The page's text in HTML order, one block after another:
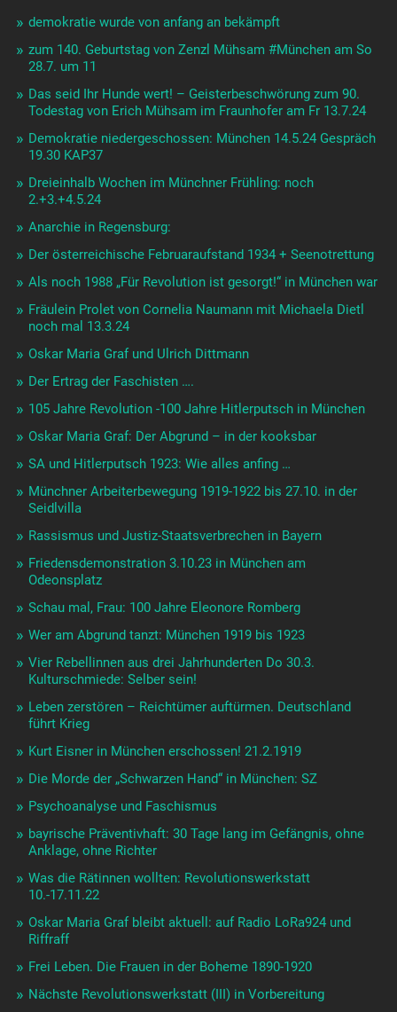
demokratie wurde von anfang an bekämpft
zum 140. Geburtstag von Zenzl Mühsam #München am So
28.7. um 11
Das seid Ihr Hunde wert! – Geisterbeschwörung zum 90.
Todestag von Erich Mühsam im Fraunhofer am Fr 13.7.24
Demokratie niedergeschossen: München 14.5.24 Gespräch
19.30 KAP37
Dreieinhalb Wochen im Münchner Frühling: noch
2.+3.+4.5.24
Anarchie in Regensburg:
Der österreichische Februaraufstand 1934 + Seenotrettung
Als noch 1988 „Für Revolution ist gesorgt!“ in München war
Fräulein Prolet von Cornelia Naumann mit Michaela Dietl
noch mal 13.3.24
Oskar Maria Graf und Ulrich Dittmann
Der Ertrag der Faschisten ….
105 Jahre Revolution -100 Jahre Hitlerputsch in München
Oskar Maria Graf: Der Abgrund – in der kooksbar
SA und Hitlerputsch 1923: Wie alles anfing …
Münchner Arbeiterbewegung 1919-1922 bis 27.10. in der
Seidlvilla
Rassismus und Justiz-Staatsverbrechen in Bayern
Friedensdemonstration 3.10.23 in München am
Odeonsplatz
Schau mal, Frau: 100 Jahre Eleonore Romberg
Wer am Abgrund tanzt: München 1919 bis 1923
Vier Rebellinnen aus drei Jahrhunderten Do 30.3.
Kulturschmiede: Selber sein!
Leben zerstören – Reichtümer auftürmen. Deutschland
führt Krieg
Kurt Eisner in München erschossen! 21.2.1919
Die Morde der „Schwarzen Hand“ in München: SZ
Psychoanalyse und Faschismus
bayrische Präventivhaft: 30 Tage lang im Gefängnis, ohne
Anklage, ohne Richter
Was die Rätinnen wollten: Revolutionswerkstatt
10.-17.11.22
Oskar Maria Graf bleibt aktuell: auf Radio LoRa924 und
Riffraff
Frei Leben. Die Frauen in der Boheme 1890-1920
Nächste Revolutionswerkstatt (III) in Vorbereitung